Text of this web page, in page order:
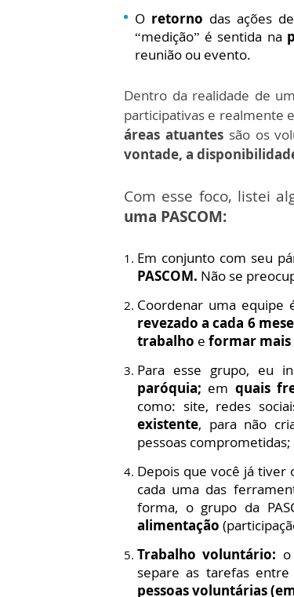
O retorno das ações
“medição” é sentida na
reunião ou evento.
Dentro da realidade de
participativas e realmente
áreas atuantessão os
vontade, a
Com esse foco, listei
uma PASCOM:
Em conjunto com seu
PASCOM. Não se
Coordenar uma equipe
revezado a cada 6
trabalho e formar mais
Para esse grupo, eu
paróquia; em quais
como: site, redes
existente, para não
pessoas comprometidas;
Depois que você já tiver
cada uma das
forma, o grupo da
alimentação
Trabalho voluntário:
separe as tarefas entre
pessoas voluntárias